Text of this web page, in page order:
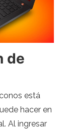
de
está
hacer en
Al ingresar